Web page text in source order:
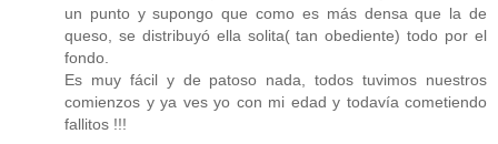
un punto y supongo que como es más densa que la de
queso, se distribuyó ella solita( tan obediente) todo por el
fondo.
Es muy fácil y de patoso nada, todos tuvimos nuestros
comienzos y ya ves yo con mi edad y todavía cometiendo
fallitos !!!